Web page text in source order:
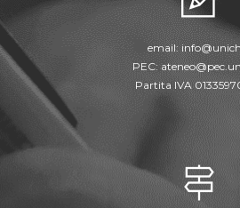
email:
PEC:
Partita IVA